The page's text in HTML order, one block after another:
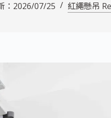
： 2026/07/25 紅繩懸吊